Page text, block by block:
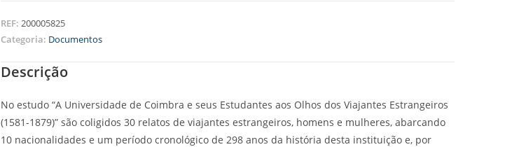
REF: 200005825
Categoria: Documentos
Descrição
No estudo “A Universidade de Coimbra e seus Estudantes aos Olhos dos Viajantes Estrangeiros
(1581-1879)” são coligidos 30 relatos de viajantes estrangeiros, homens e mulheres, abarcando
10 nacionalidades e um período cronológico de 298 anos da história desta instituição e, por